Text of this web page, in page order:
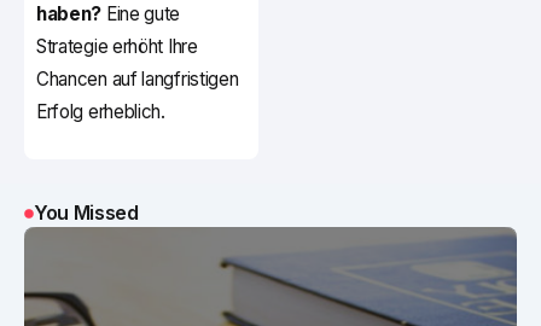
haben? Eine gute
Strategie erhöht Ihre
Chancen auf langfristigen
Erfolg erheblich.
You Missed